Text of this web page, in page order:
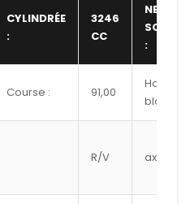
CYLINDRÉE
:
3246
CC
NBR
SOUPAPE
:
Course : 91,00
Hauteur
bloc :
R/V axe